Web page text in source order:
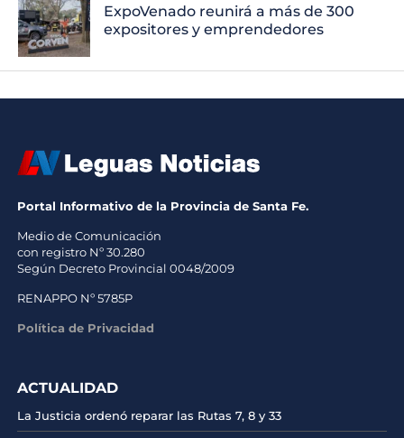
ExpoVenado reunirá a más de 300
expositores y emprendedores
Portal Informativo de la Provincia de Santa Fe.
Medio de Comunicación
con registro Nº 30.280
Según Decreto Provincial 0048/2009
RENAPPO Nº 5785P
Política de Privacidad
ACTUALIDAD
La Justicia ordenó reparar las Rutas 7, 8 y 33